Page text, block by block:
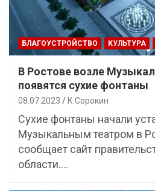
БЛАГОУСТРОЙСТВО КУЛЬТУРА
В Ростове возле
появятся сухие фонтаны
08.07.2023 К.Сорокин
Сухие фонтаны начали
Музыкальным театром в
сообщает сайт
области.…